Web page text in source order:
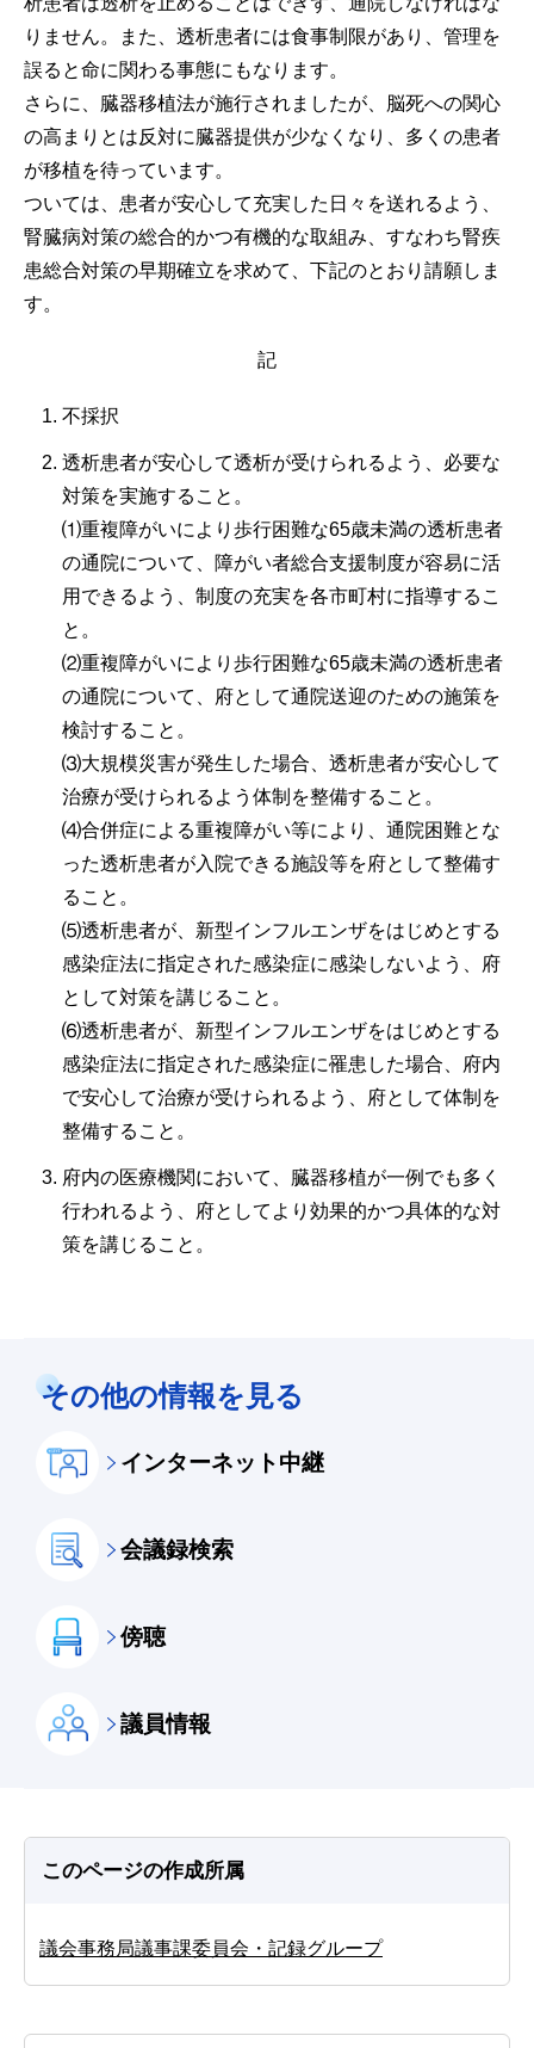
りません。また、透析患者には食事制限があり、管理を
誤ると命に関わる事態にもなります。
さらに、臓器移植法が施行されましたが、脳死への関心
の高まりとは反対に臓器提供が少なくなり、多くの患者
が移植を待っています。
ついては、患者が安心して充実した日々を送れるよう、
腎臓病対策の総合的かつ有機的な取組み、すなわち腎疾
患総合対策の早期確立を求めて、下記のとおり請願しま
す。
記
不採択
透析患者が安心して透析が受けられるよう、必要な
対策を実施すること。
⑴重複障がいにより歩行困難な65歳未満の透析患者
の通院について、障がい者総合支援制度が容易に活
用できるよう、制度の充実を各市町村に指導するこ
と。
⑵重複障がいにより歩行困難な65歳未満の透析患者
の通院について、府として通院送迎のための施策を
検討すること。
⑶大規模災害が発生した場合、透析患者が安心して
治療が受けられるよう体制を整備すること。
⑷合併症による重複障がい等により、通院困難とな
った透析患者が入院できる施設等を府として整備す
ること。
⑸透析患者が、新型インフルエンザをはじめとする
感染症法に指定された感染症に感染しないよう、府
として対策を講じること。
⑹透析患者が、新型インフルエンザをはじめとする
感染症法に指定された感染症に罹患した場合、府内
で安心して治療が受けられるよう、府として体制を
整備すること。
府内の医療機関において、臓器移植が一例でも多く
行われるよう、府としてより効果的かつ具体的な対
策を講じること。
その他の情報を見る
インターネット中継
会議録検索
傍聴
議員情報
このページの作成所属
議会事務局議事課委員会・記録グループ